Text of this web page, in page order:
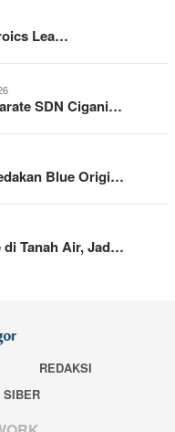
Lea…
SDN Cigani…
Blue Origi…
di Tanah Air, Jad…
REDAKSI
SIBER